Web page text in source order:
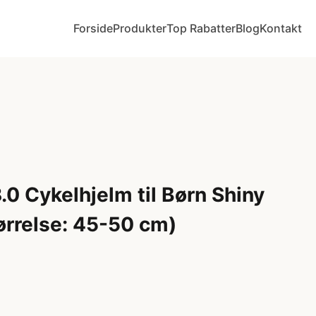
ForsideProdukterTop RabatterBlogKontakt
Cykelhjelm til Børn Shiny
45-50 cm)